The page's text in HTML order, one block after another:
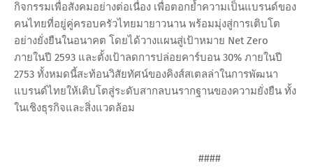
กิจกรรมเพื่อสังคมอย่างต่อเนื่อง เพื่อตอกย้ำความเป็นแบรนด์ของ
คนไทยที่อยู่คู่ครอบครัวไทยมายาวนาน พร้อมมุ่งสู่การเติบโต
อย่างยั่งยืนในอนาคต โดยได้วางแผนสู่เป้าหมาย Net Zero
ภายในปี 2593 และตั้งเป้าลดการปล่อยคาร์บอน 30% ภายในปี
2753 ทั้งหมดนี้สะท้อนวิสัยทัศน์ของคิงส์สเตลล่าในการพัฒนา
แบรนด์ไทยให้เติบโตสู่ระดับสากลบนรากฐานของความยั่งยืน ทั้ง
ในเชิงธุรกิจและสิ่งแวดล้อม
####